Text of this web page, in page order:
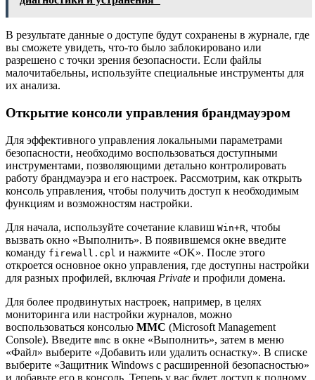
В результате данные о доступе будут сохранены в журнале, где
вы сможете увидеть, что-то было заблокировано или
разрешено с точки зрения безопасности. Если файлы
малочитабельны, используйте специальные инструменты для
их анализа.
Открытие консоли управления брандмауэром
Для эффективного управления локальными параметрами
безопасности, необходимо воспользоваться доступными
инструментами, позволяющими детально контролировать
работу брандмауэра и его настроек. Рассмотрим, как открыть
консоль управления, чтобы получить доступ к необходимым
функциям и возможностям настройки.
Для начала, используйте сочетание клавиш Win+R, чтобы
вызвать окно «Выполнить». В появившемся окне введите
команду firewall.cpl и нажмите «OK». После этого
откроется основное окно управления, где доступны настройки
для разных профилей, включая Private и профили домена.
Для более продвинутых настроек, например, в целях
мониторинга или настройки журналов, можно
воспользоваться консолью MMC (Microsoft Management
Console). Введите mmc в окне «Выполнить», затем в меню
«Файл» выберите «Добавить или удалить оснастку». В списке
выберите «Защитник Windows с расширенной безопасностью»
и добавьте его в консоль. Теперь у вас будет доступ к полному